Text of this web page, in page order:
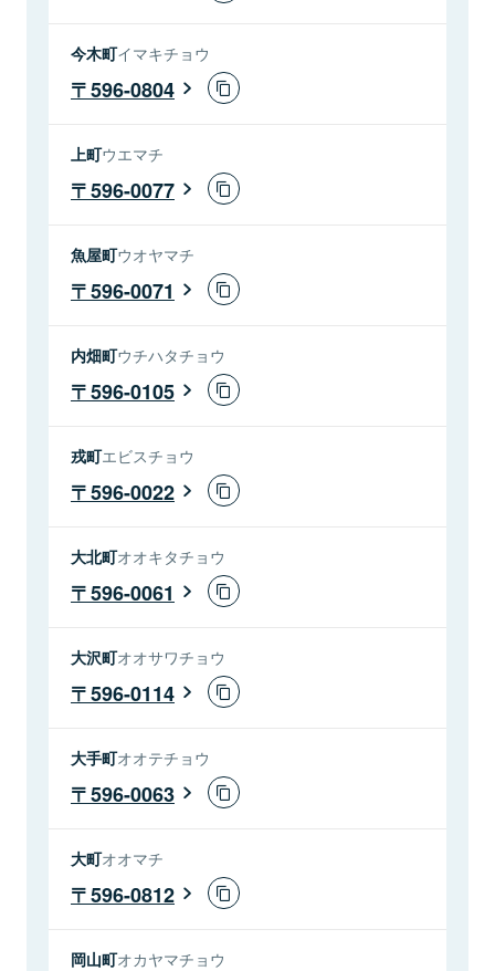
今木町イマキチョウ
596-0804
上町ウエマチ
596-0077
魚屋町ウオヤマチ
596-0071
内畑町ウチハタチョウ
596-0105
戎町エビスチョウ
596-0022
大北町オオキタチョウ
596-0061
大沢町オオサワチョウ
596-0114
大手町オオテチョウ
596-0063
大町オオマチ
596-0812
岡山町オカヤマチョウ